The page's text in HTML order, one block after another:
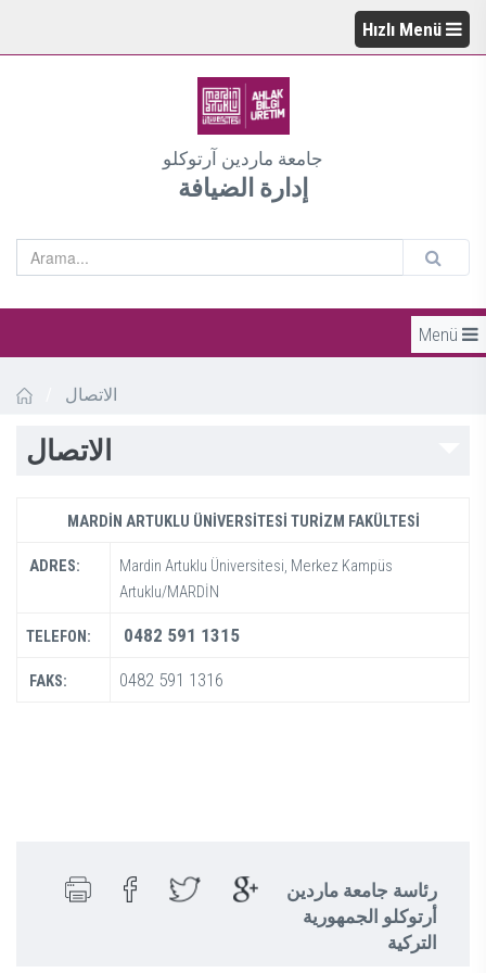
Hızlı Menü
جامعة ماردين آرتوكلو
إدارة الضيافة
Menü
الاتصال
الاتصال
MARDİN ARTUKLU ÜNİVERSİTESİ TURİZM FAKÜLTESİ
ADRES:
Mardin Artuklu Üniversitesi, Merkez Kampüs
Artuklu/MARDİN
TELEFON: 0482 591 1315
FAKS: 0482 591 1316
رئاسة جامعة ماردين
أرتوكلو الجمهورية
التركية